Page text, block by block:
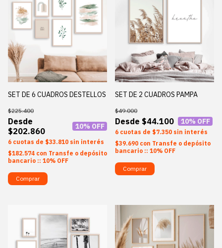
SET DE 6 CUADROS DESTELLOS
$202.860
$225.400
10% OFF
6 $33.810 sin interés
$182.574 con Transfe o depósito
bancario :: 10% OFF
Comprar
SET DE 2 CUADROS PAMPA
$44.100
$49.000
10% OFF
6 $7.350 sin interés
$39.690 con Transfe o depósito
bancario :: 10% OFF
Comprar